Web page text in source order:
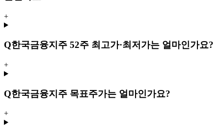
+
Q한국금융지주 52주 최고가·최저가는 얼마인가요?
+
Q한국금융지주 목표주가는 얼마인가요?
+